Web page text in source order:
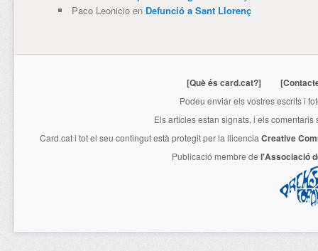
Paco Leonicioen Defunció a Sant Llorenç
[Què és card.cat?]
Podeu enviar els vostres escrits i
Els articles estan signats, i els
Card.cati tot el seu contingut està protegit per la llicencia Creative
Publicació membre de l'Associació